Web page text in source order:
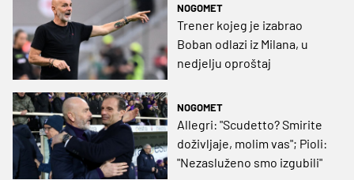
NOGOMET
Trener kojeg je izabrao
Boban odlazi iz Milana, u
nedjelju oproštaj
NOGOMET
Allegri: "Scudetto? Smirite
doživljaje, molim vas"; Pioli:
"Nezasluženo smo izgubili"